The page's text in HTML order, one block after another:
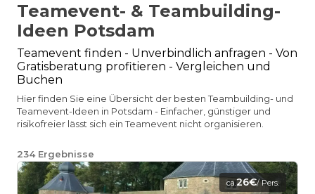
Teamevent- & Teambuilding-
Ideen Potsdam
Teamevent finden - Unverbindlich anfragen - Von
Gratisberatung profitieren - Vergleichen und
Buchen
Hier finden Sie eine Übersicht der besten Teambuilding- und
Teamevent-Ideen in Potsdam - Einfacher, günstiger und
risikofreier lässt sich ein Teamevent nicht organisieren.
234 Ergebnisse
ca.26€/ Pers.